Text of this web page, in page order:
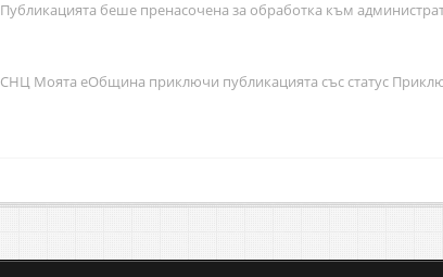
Публикацията беше пренасочена за обработка към
СНЦ Моята еОбщина приключи публикацията със статус